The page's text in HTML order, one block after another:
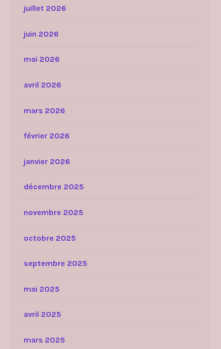
juillet 2026
juin 2026
mai 2026
avril 2026
mars 2026
février 2026
janvier 2026
décembre 2025
novembre 2025
octobre 2025
septembre 2025
mai 2025
avril 2025
mars 2025